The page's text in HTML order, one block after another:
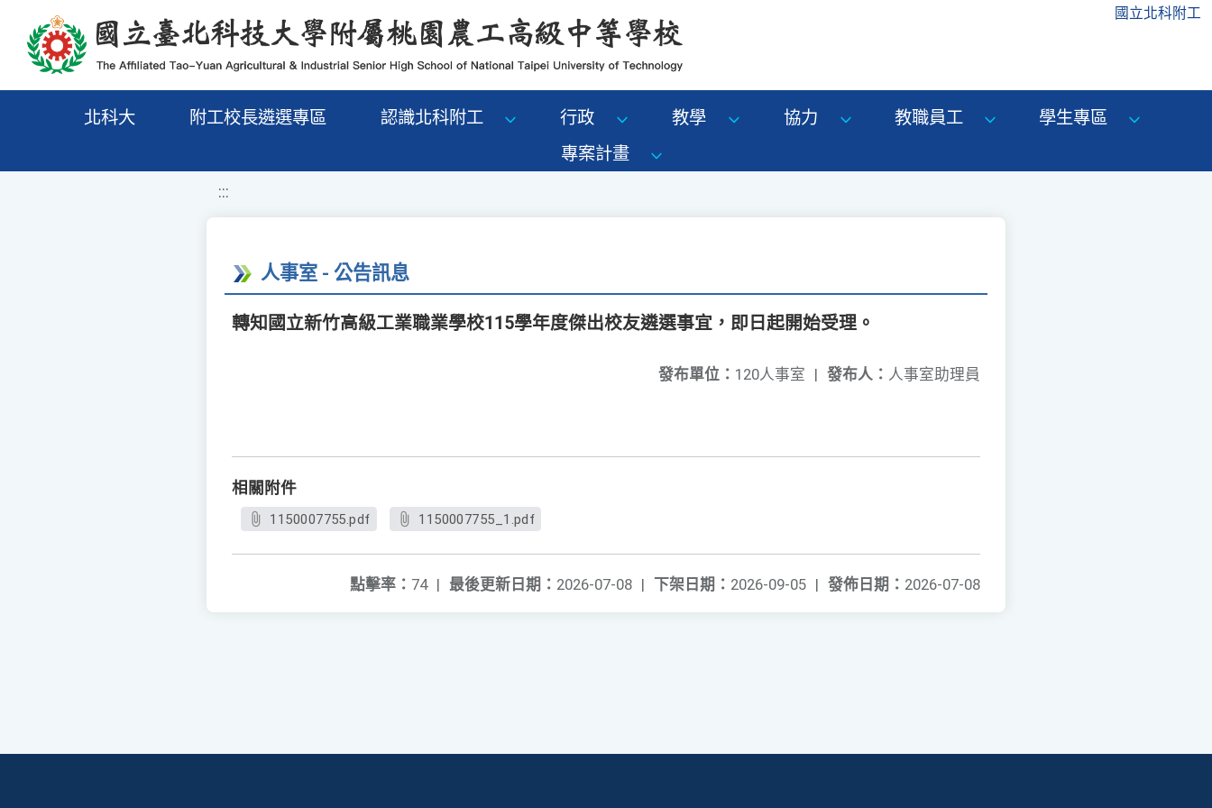
移至網頁之主要內容區位置 國立北科附工
北科大 附工校長遴選專區 認識北科附工 行政 教學 協力 教職員工
學生專區
專案計畫
:::
人事室 - 公告訊息
轉知國立新竹高級工業職業學校115學年度傑出校友遴選事宜，即日起開始受理。
發布人： 人事室助理員
發布單位： 120人事室 |
相關附件
1150007755.pdf 1150007755_1.pdf
發佈日期： 2026-07-08
下架日期： 2026-09-05 |
最後更新日期： 2026-07-08 |
點擊率： 74 |